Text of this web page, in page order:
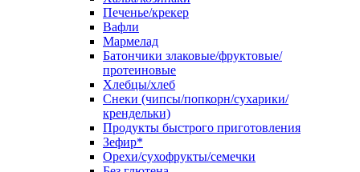
Печенье/крекер
Вафли
Мармелад
Батончики злаковые/фруктовые/
протеиновые
Хлебцы/хлеб
Снеки (чипсы/попкорн/сухарики/
крендельки)
Продукты быстрого приготовления
Зефир*
Орехи/сухофрукты/семечки